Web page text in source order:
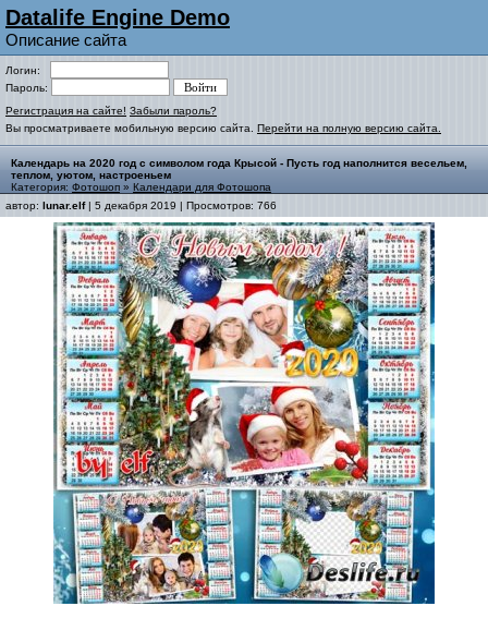
Datalife Engine Demo
Описание сайта
Логин:
Пароль:
Регистрация на сайте! Забыли пароль?
Вы просматриваете мобильную версию сайта. Перейти на полную версию сайта.
Календарь на 2020 год с символом года Крысой - Пусть год наполнится весельем,
теплом, уютом, настроеньем
Категория: Фотошоп » Календари для Фотошопа
автор: lunar.elf| 5 декабря 2019 | Просмотров: 766